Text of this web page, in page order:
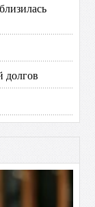
долгов